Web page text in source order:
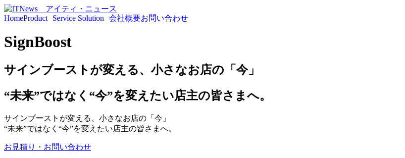
HomeProduct Service Solution 会社概要お問い合わせ
SignBoost
サインブーストが変える、小さなお店の「今」
“未来”ではなく“今”を変えたい店主の皆さまへ。
サインブーストが変える、小さなお店の「今」
“未来”ではなく“今”を変えたい店主の皆さまへ。
お見積り・お問い合わせ